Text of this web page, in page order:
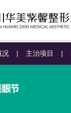
况 | 主治项目 |